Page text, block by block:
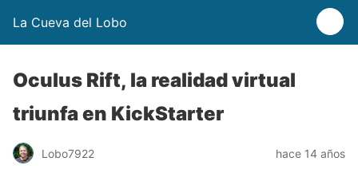
La Cueva del Lobo
Oculus Rift, la realidad virtual
triunfa en KickStarter
Lobo7922 hace 14 años